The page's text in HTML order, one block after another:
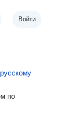
Войти
по